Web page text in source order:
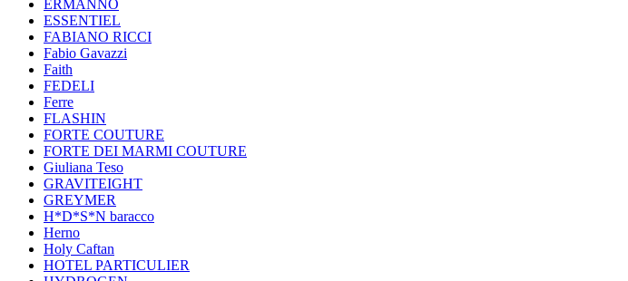
ERMANNO
ESSENTIEL
FABIANO RICCI
Fabio Gavazzi
Faith
FEDELI
Ferre
FLASHIN
FORTE COUTURE
FORTE DEI MARMI COUTURE
Giuliana Teso
GRAVITEIGHT
GREYMER
H*D*S*N baracco
Herno
Holy Caftan
HOTEL PARTICULIER